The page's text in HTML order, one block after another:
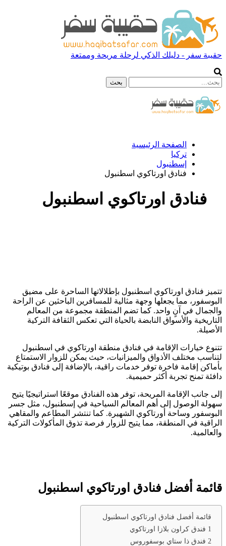
حقيبة سفر - دليلك الذكي لرحلة مريحة وممتعة
الصفحة الرئيسية
تركيا
إسطنبول
فنادق اورتاكوي اسطنبول
فنادق اورتاكوي اسطنبول
تتميز فنادق اورتاكوي اسطنبول بإطلالاتها الساحرة على مضيق
البوسفور، مما يجعلها وجهة مثالية للمسافرين الباحثين عن الراحة
والجمال في آنٍ واحد. كما تضم المنطقة مجموعة من المعالم
التاريخية والأسواق النابضة بالحياة التي تعكس الثقافة التركية
الأصيلة.
تتنوع خيارات الإقامة في فنادق منطقة اورتاكوي في اسطنبول
لتناسب مختلف الأذواق والميزانيات، حيث يمكن للزوار الاستمتاع
بأماكن إقامة فاخرة توفر خدمات راقية، بالإضافة إلى فنادق بوتيكية
دافئة تمنح تجربة أكثر حميمية.
إلى جانب الإقامة المريحة، توفر هذه الفنادق موقعًا استراتيجيًا يتيح
سهولة الوصول إلى أهم المعالم السياحية في إسطنبول، مثل جسر
البوسفور وساحة أورتاكوي الشهيرة. كما تنتشر المطاعم والمقاهي
الراقية في المنطقة، مما يتيح للزوار فرصة تذوق المأكولات التركية
والعالمية.
قائمة أفضل فنادق اورتاكوي اسطنبول
قائمة أفضل فنادق اورتاكوي اسطنبول
1 فندق كراون بلازا اورتاكوي
2 فندق ذا ستاي بوسفوروس